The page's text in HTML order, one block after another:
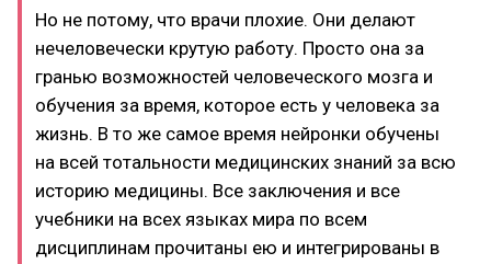
Но не потому, что врачи плохие. Они делают
нечеловечески крутую работу. Просто она за
гранью возможностей человеческого мозга и
обучения за время, которое есть у человека за
жизнь. В то же самое время нейронки обучены
на всей тотальности медицинских знаний за всю
историю медицины. Все заключения и все
учебники на всех языках мира по всем
дисциплинам прочитаны ею и интегрированы в